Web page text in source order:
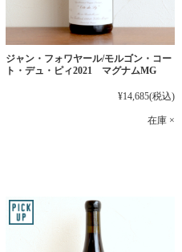
ジャン・フォワヤール/モルゴン・コー
ト・デュ・ピィ2021 マグナムMG
¥14,685(税込)
在庫 ×